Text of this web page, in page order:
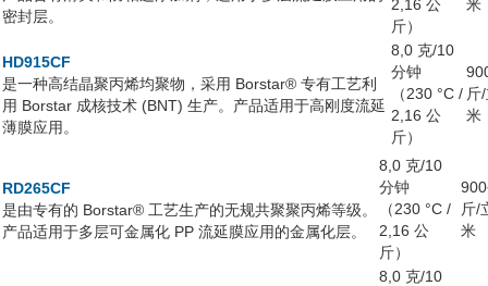
密封层。
2,16 公
斤）
米
HD915CF
是一种高结晶聚丙烯均聚物，采用 Borstar® 专有工艺利
用 Borstar 成核技术 (BNT) 生产。产品适用于高刚度流延
薄膜应用。
8,0 克/10
分钟
（230 °C /
2,16 公
斤）
斤
米
RD265CF
是由专有的 Borstar® 工艺生产的无规共聚聚丙烯等级。
产品适用于多层可金属化 PP 流延膜应用的金属化层。
8,0 克/10
分钟
（230 °C /
2,16 公
斤）
斤/
米
8,0 克/10